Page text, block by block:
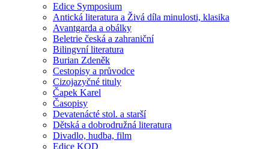
Edice Symposium
Antická literatura a Živá díla minulosti, klasika
Avantgarda a obálky
Beletrie česká a zahraniční
Bilingvní literatura
Burian Zdeněk
Cestopisy a průvodce
Cizojazyčné tituly
Čapek Karel
Časopisy
Devatenácté stol. a starší
Dětská a dobrodružná literatura
Divadlo, hudba, film
Edice KOD